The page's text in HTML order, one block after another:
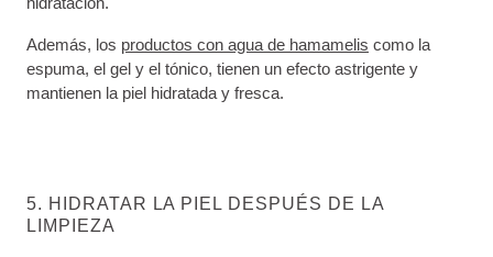
Además, los productos con agua de hamamelis como la
espuma, el gel y el tónico, tienen un efecto astrigente y
mantienen la piel hidratada y fresca.
5. HIDRATAR LA PIEL DESPUÉS DE LA
LIMPIEZA